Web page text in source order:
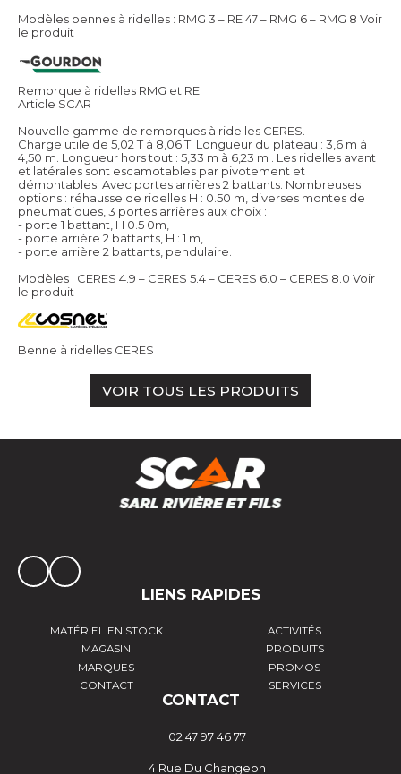
Modèles bennes à ridelles : RMG 3 – RE 47 – RMG 6 – RMG 8 Voir
le produit
Remorque à ridelles RMG et RE
Article SCAR
Nouvelle gamme de remorques à ridelles CERES.
Charge utile de 5,02 T à 8,06 T. Longueur du plateau : 3,6 m à
4,50 m. Longueur hors tout : 5,33 m à 6,23 m . Les ridelles avant
et latérales sont escamotables par pivotement et
démontables. Avec portes arrières 2 battants. Nombreuses
options : réhausse de ridelles H : 0.50 m, diverses montes de
pneumatiques, 3 portes arrières aux choix :
- porte 1 battant, H 0.5 0m,
- porte arrière 2 battants, H : 1 m,
- porte arrière 2 battants, pendulaire.
Modèles : CERES 4.9 – CERES 5.4 – CERES 6.0 – CERES 8.0 Voir
le produit
Benne à ridelles CERES
VOIR TOUS LES PRODUITS
LIENS RAPIDES
MATÉRIEL EN STOCK
ACTIVITÉS
MAGASIN
PRODUITS
MARQUES
PROMOS
CONTACT
SERVICES
CONTACT
02 47 97 46 77
4 Rue Du Changeon